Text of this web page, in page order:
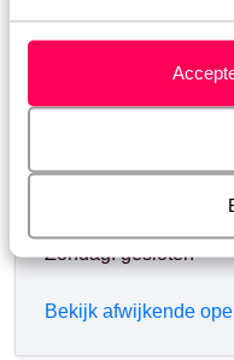
hetzelfde nummer
met langere
Openingstijden:
Maandag t/m vrijdag:
Zondag: gesloten
Bekijk afwijkende